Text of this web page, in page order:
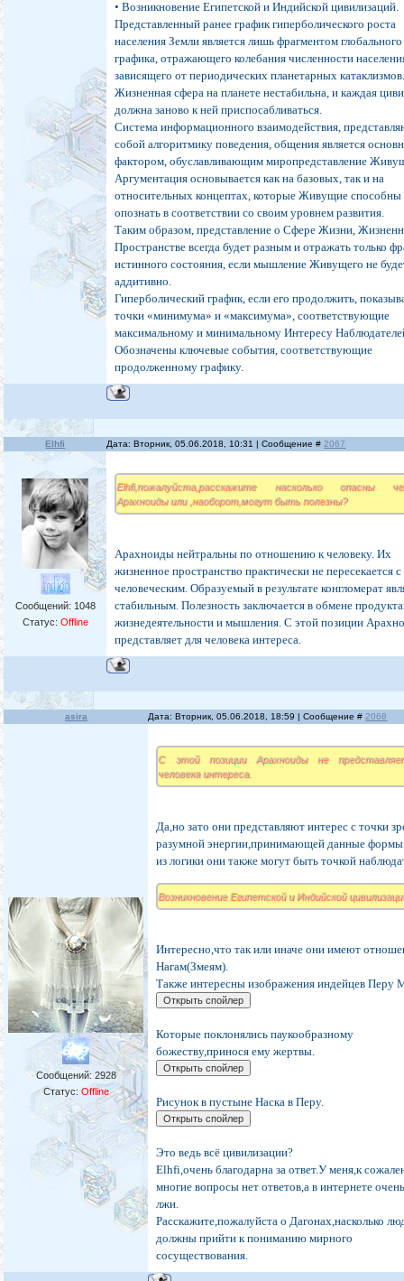
• Возникновение Египетской и Индийской цивилизаций.
Представленный ранее график гиперболического роста
населения Земли является лишь фрагментом глобального
графика, отражающего колебания численности
зависящего от периодических планетарных
Жизненная сфера на планете нестабильна, и каждая
должна заново к ней приспосабливаться.
Система информационного взаимодействия,
собой алгоритмику поведения, общения является
фактором, обуславливающим миропредставление
Аргументация основывается как на базовых, так и на
относительных концептах, которые Живущие способны
опознать в соответствии со своим уровнем развития.
Таким образом, представление о Сфере Жизни,
Пространстве всегда будет разным и отражать только
истинного состояния, если мышление Живущего не
аддитивно.
Гиперболический график, если его продолжить,
точки «минимума» и «максимума», соответствующие
максимальному и минимальному Интересу
Обозначены ключевые события, соответствующие
продолженному графику.
Elhfi Дата: Вторник, 05.06.2018, 10:31 | Сообщение #2067
Сообщений: 1048
Статус: Offline
Elhfi,пожалуйста,расскажите насколько опасны
Арахноиды или ,наоборот,могут быть полезны?
Арахноиды нейтральны по отношению к человеку. Их
жизненное пространство практически не пересекается с
человеческим. Образуемый в результате конгломерат
стабильным. Полезность заключается в обмене
жизнедеятельности и мышления. С этой позиции
представляет для человека интереса.
asira Дата: Вторник, 05.06.2018, 18:59 | Сообщение #2068
Сообщений: 2928
Статус: Offline
С этой позиции Арахноиды не
человека интереса.
Да,но зато они представляют интерес с точки
разумной энергии,принимающей данные
из логики они также могут быть точкой
Возникновение Египетской и Индийской
Интересно,что так или иначе они имеют
Нагам(Змеям).
Также интересны изображения индейцев Перу
Которые поклонялись паукообразному
божеству,принося ему жертвы.
Рисунок в пустыне Наска в Перу.
Это ведь всё цивилизации?
Elhfi,очень благодарна за ответ.У меня,к
многие вопросы нет ответов,а в интернете
лжи.
Расскажите,пожалуйста о Дагонах,насколько
должны прийти к пониманию мирного
сосуществования.